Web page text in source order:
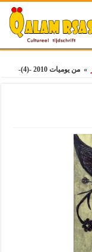
» من يوميات 2010 -(4)-